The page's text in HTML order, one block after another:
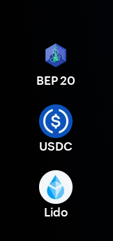
BEP 20
USDC
Lido